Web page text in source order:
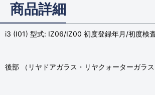
商品詳細
i3 (I01) 型式: IZ06/IZ00 初度登録年月/初度検
後部 （リヤドアガラス・リヤクォーターガラ